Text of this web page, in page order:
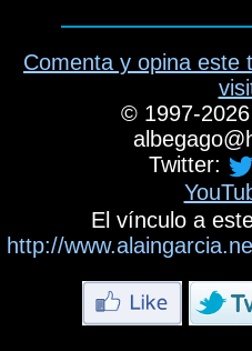
Comenta y opina este
©1997-2026
albegago@
Twitter:
El vínculo a
http://